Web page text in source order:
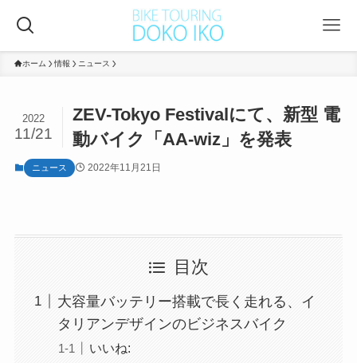
ホーム 情報 ニュース
ZEV-Tokyo Festivalにて、新型 電
動バイク「AA-wiz」を発表
2022
11/21
ニュース 2022年11月21日
目次
大容量バッテリー搭載で長く走れる、イ
タリアンデザインのビジネスバイク
いいね: